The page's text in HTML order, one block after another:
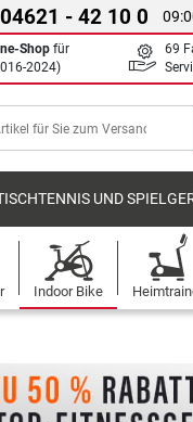
04621 - 42 10 0
Shop für
2024)
69
UND
Indoor Bike